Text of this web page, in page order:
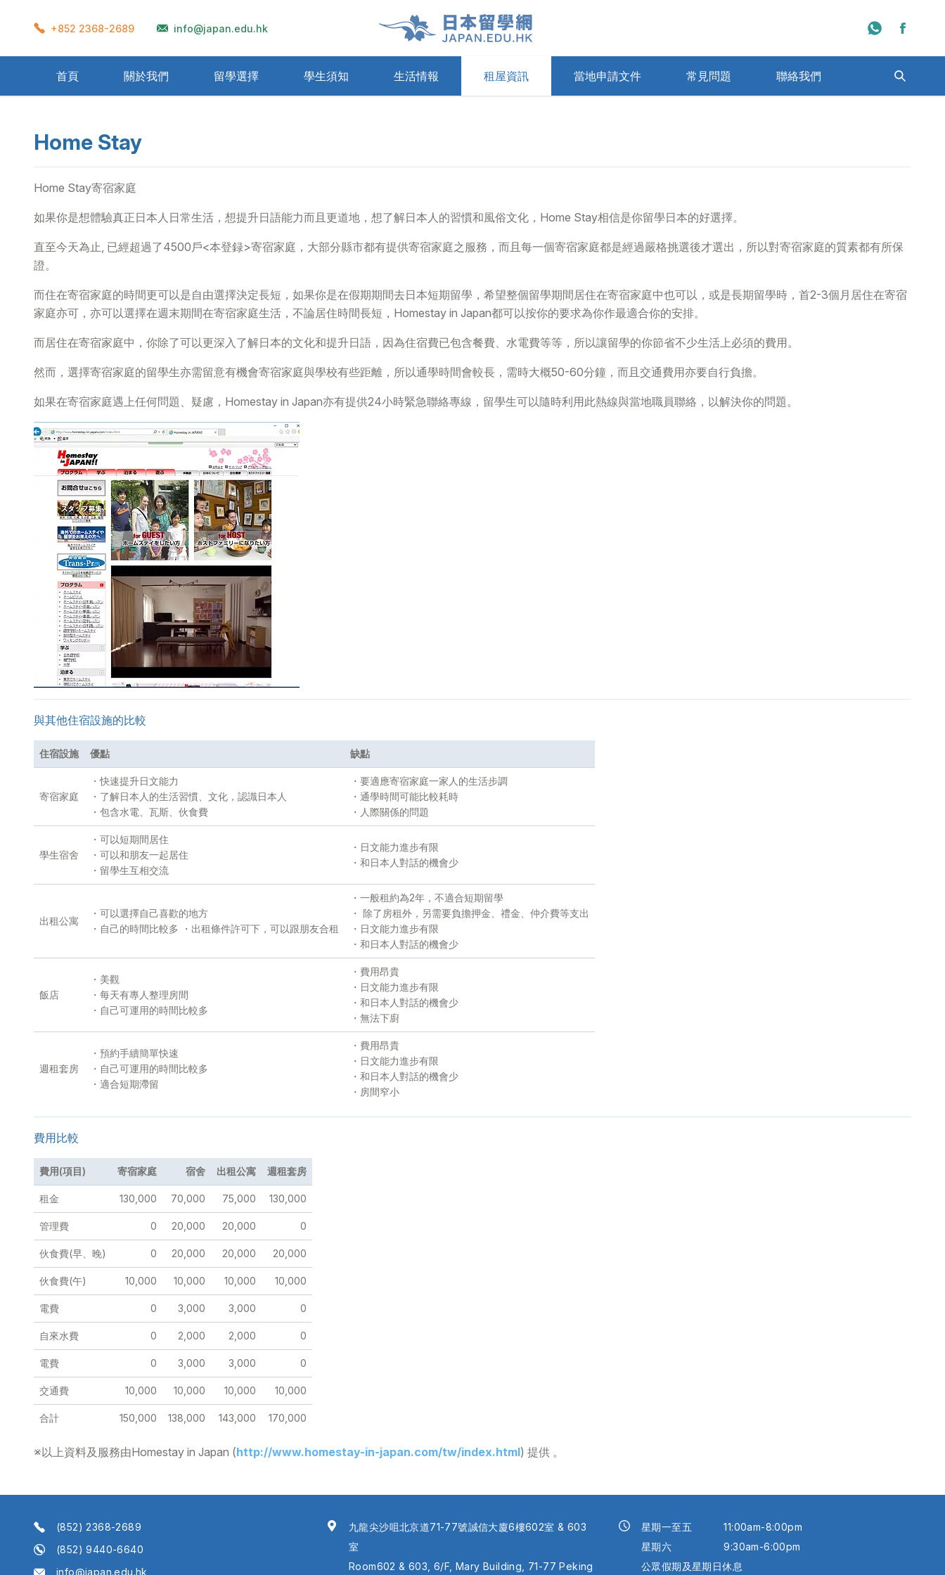
+852 2368-2689 info@japan.edu.hk
首頁 關於我們 留學選擇 學生須知
留學生考試(EJU) 日本教育制度
生活情報 租屋資訊 當地申請文件 常見問題 聯絡我們
Home Stay
Home Stay寄宿家庭
如果你是想體驗真正日本人日常生活，想提升日語能力而且更道地，想了解日本人的習慣和風俗文化，Home Stay相信是你留學日本的好選擇。
直至今天為止, 已經超過了4500戶<本登録>寄宿家庭，大部分縣市都有提供寄宿家庭之服務，而且每一個寄宿家庭都是經過嚴格挑選後才選出，所以對寄宿家庭的質素都有所保
證。
而住在寄宿家庭的時間更可以是自由選擇決定長短，如果你是在假期期間去日本短期留學，希望整個留學期間居住在寄宿家庭中也可以，或是長期留學時，首2-3個月居住在寄宿
家庭亦可，亦可以選擇在週末期間在寄宿家庭生活，不論居住時間長短，Homestay in Japan都可以按你的要求為你作最適合你的安排。
而居住在寄宿家庭中，你除了可以更深入了解日本的文化和提升日語，因為住宿費已包含餐費、水電費等等，所以讓留學的你節省不少生活上必須的費用。
然而，選擇寄宿家庭的留學生亦需留意有機會寄宿家庭與學校有些距離，所以通學時間會較長，需時大概50-60分鐘，而且交通費用亦要自行負擔。
如果在寄宿家庭遇上任何問題、疑慮，Homestay in Japan亦有提供24小時緊急聯絡專線，留學生可以隨時利用此熱線與當地職員聯絡，以解決你的問題。
與其他住宿設施的比較
住宿設施 優點 缺點
寄宿家庭
・快速提升日文能力
・了解日本人的生活習慣、文化，認識日本人
・包含水電、瓦斯、伙食費
・要適應寄宿家庭一家人的生活步調
・通學時間可能比較耗時
・人際關係的問題
學生宿舍
・可以短期間居住
・可以和朋友一起居住
・留學生互相交流
・日文能力進步有限
・和日本人對話的機會少
出租公寓
・可以選擇自己喜歡的地方
・自己的時間比較多 ・出租條件許可下，可以跟朋友合租
・一般租約為2年，不適合短期留學
・ 除了房租外，另需要負擔押金、禮金、仲介費等支出
・日文能力進步有限
・和日本人對話的機會少
飯店
・美觀
・每天有專人整理房間
・自己可運用的時間比較多
・費用昂貴
・日文能力進步有限
・和日本人對話的機會少
・無法下廚
週租套房
・預約手續簡單快速
・自己可運用的時間比較多
・適合短期滯留
・費用昂貴
・日文能力進步有限
・和日本人對話的機會少
・房間窄小
費用比較
費用(項目) 寄宿家庭 宿舍 出租公寓 週租套房
租金 130,000 70,000 75,000 130,000
管理費 0 20,000 20,000 0
伙食費(早、晚) 0 20,000 20,000 20,000
伙食費(午) 10,000 10,000 10,000 10,000
電費 0 3,000 3,000 0
自來水費 0 2,000 2,000 0
電費 0 3,000 3,000 0
交通費 10,000 10,000 10,000 10,000
合計 150,000 138,000 143,000 170,000
※以上資料及服務由Homestay in Japan (http://www.homestay-in-japan.com/tw/index.html) 提供 。
(852) 2368-2689
(852) 9440-6640
info@japan.edu.hk
九龍尖沙咀北京道71-77號誠信大廈6樓602室 & 603
室
Room602 & 603, 6/F, Mary Building, 71-77 Peking
星期一至五
11:00am-8:00pm
星期六
9:30am-6:00pm
公眾假期及星期日休息